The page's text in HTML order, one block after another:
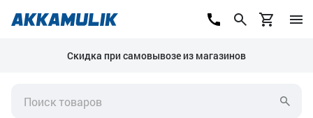
Скидка при самовывозе из магазинов